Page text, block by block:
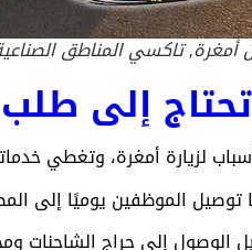
أمغرة, تاكسي المناطق
إلى
لزيارة أمغرة، وتغطي
توصيل الموظفين يوميًا إلى
الوصول إلى حراج الشاحنات